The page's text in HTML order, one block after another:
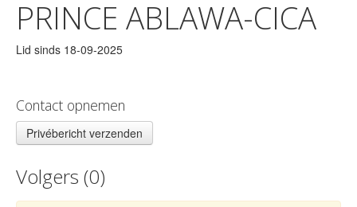
PRINCE ABLAWA-CICA
Lid sinds 18-09-2025
Contact opnemen
Privébericht verzenden
Volgers (0)